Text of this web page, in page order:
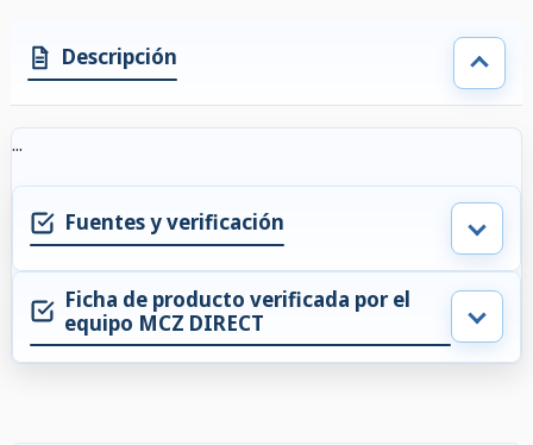
Descripción
...
Fuentes y verificación
Ficha de producto verificada por el
equipo MCZ DIRECT